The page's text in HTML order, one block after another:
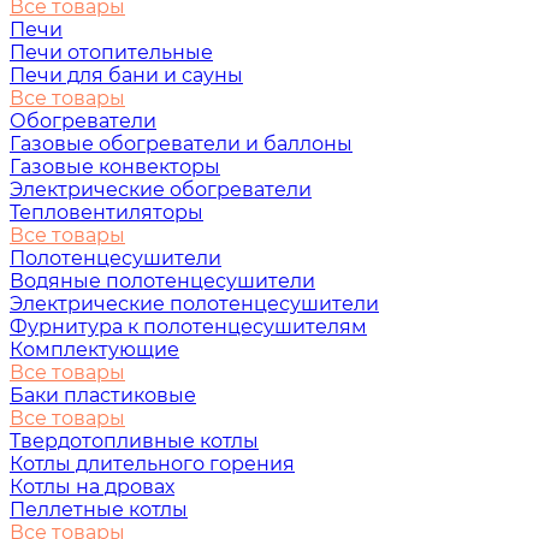
Все товары
Печи
Печи отопительные
Печи для бани и сауны
Все товары
Обогреватели
Газовые обогреватели и баллоны
Газовые конвекторы
Электрические обогреватели
Тепловентиляторы
Все товары
Полотенцесушители
Водяные полотенцесушители
Электрические полотенцесушители
Фурнитура к полотенцесушителям
Комплектующие
Все товары
Баки пластиковые
Все товары
Твердотопливные котлы
Котлы длительного горения
Котлы на дровах
Пеллетные котлы
Все товары